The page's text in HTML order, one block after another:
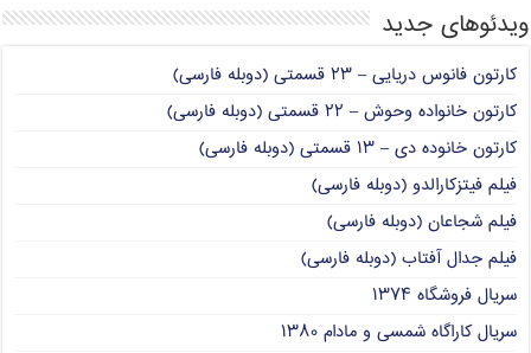
ویدئوهای جدید
کارتون فانوس دریایی – ۲۳ قسمتی (دوبله فارسی)
کارتون خانواده وحوش – ۲۲ قسمتی (دوبله فارسی)
کارتون خانوده دی – ۱۳ قسمتی (دوبله فارسی)
فیلم فیتزکارالدو (دوبله فارسی)
فیلم شجاعان (دوبله فارسی)
فیلم جدال آفتاب (دوبله فارسی)
سریال فروشگاه ۱۳۷۴
سریال کاراگاه شمسی و مادام ۱۳۸۰